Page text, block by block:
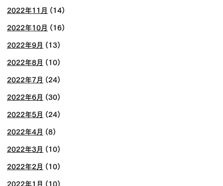
2022年11月 (14)
2022年10月 (16)
2022年9月 (13)
2022年8月 (10)
2022年7月 (24)
2022年6月 (30)
2022年5月 (24)
2022年4月 (8)
2022年3月 (10)
2022年2月 (10)
2022年1月 (10)